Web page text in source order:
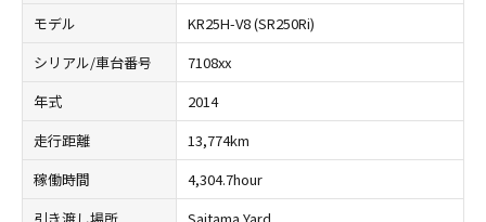
モデル
KR25H-V8 (SR250Ri)
シリアル/車台番号
7108xx
年式
2014
走行距離
13,774km
稼働時間
4,304.7hour